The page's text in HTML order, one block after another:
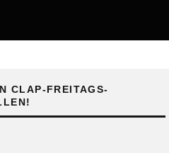
CLAP-FREITAGS-